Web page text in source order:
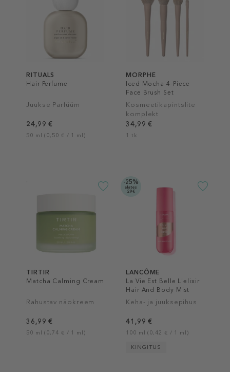
RITUALS
Hair Perfume
Juukse Parfüüm
24,99 €
50 ml (0,50 € / 1 ml)
MORPHE
Iced Mocha 4-Piece
Face Brush Set
Kosmeetikapintslite
komplekt
34,99 €
1 tk
TIRTIR
Matcha Calming Cream
Rahustav näokreem
36,99 €
50 ml (0,74 € / 1 ml)
-25%
alates
29€
LANCÔME
La Vie Est Belle L'elixir
Hair And Body Mist
Keha- ja juuksepihus
41,99 €
100 ml (0,42 € / 1 ml)
KINGITUS